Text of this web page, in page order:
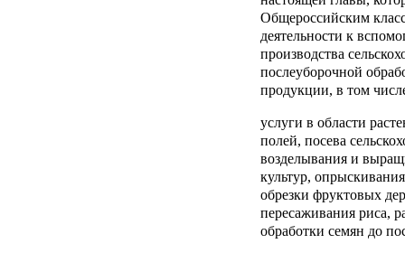
Общероссийским
деятельности к
производства
послеуборочной
продукции, в том
услуги в области
полей, посева
возделывания и
культур,
обрезки фруктовых
пересаживания риса,
обработки семян до